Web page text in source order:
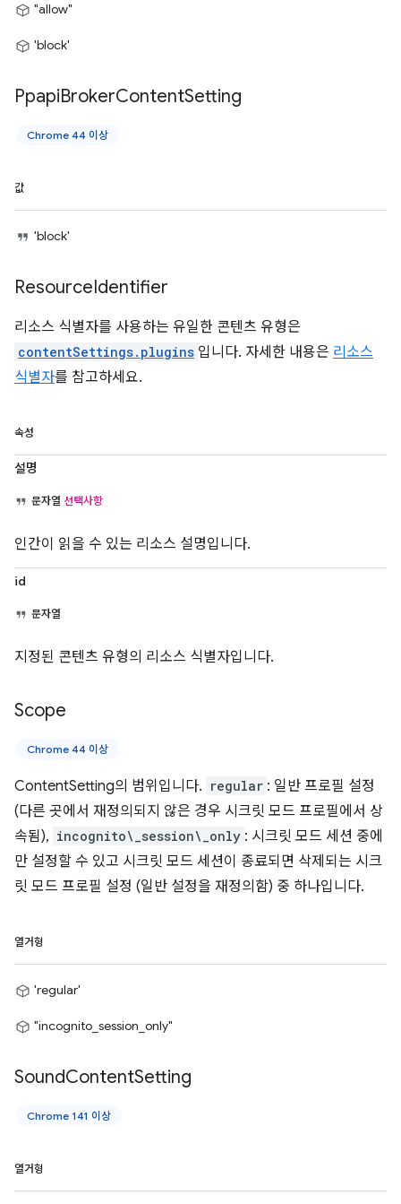
"allow"
'block'
PpapiBrokerContentSetting
Chrome 44 이상
값
'block'
ResourceIdentifier
리소스 식별자를 사용하는 유일한 콘텐츠 유형은
contentSettings.plugins 입니다. 자세한 내용은 리소스
식별자를 참고하세요.
속성
설명
문자열 선택사항
인간이 읽을 수 있는 리소스 설명입니다.
id
문자열
지정된 콘텐츠 유형의 리소스 식별자입니다.
Scope
Chrome 44 이상
ContentSetting의 범위입니다. regular : 일반 프로필 설정
(다른 곳에서 재정의되지 않은 경우 시크릿 모드 프로필에서 상
속됨), incognito\_session\_only : 시크릿 모드 세션 중에
만 설정할 수 있고 시크릿 모드 세션이 종료되면 삭제되는 시크
릿 모드 프로필 설정 (일반 설정을 재정의함) 중 하나입니다.
열거형
'regular'
"incognito_session_only"
SoundContentSetting
Chrome 141 이상
열거형